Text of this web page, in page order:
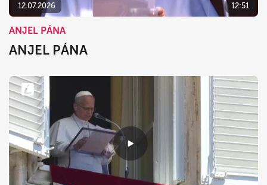
12.07.2026 12:51
ANJEL PÁNA
ANJEL PÁNA